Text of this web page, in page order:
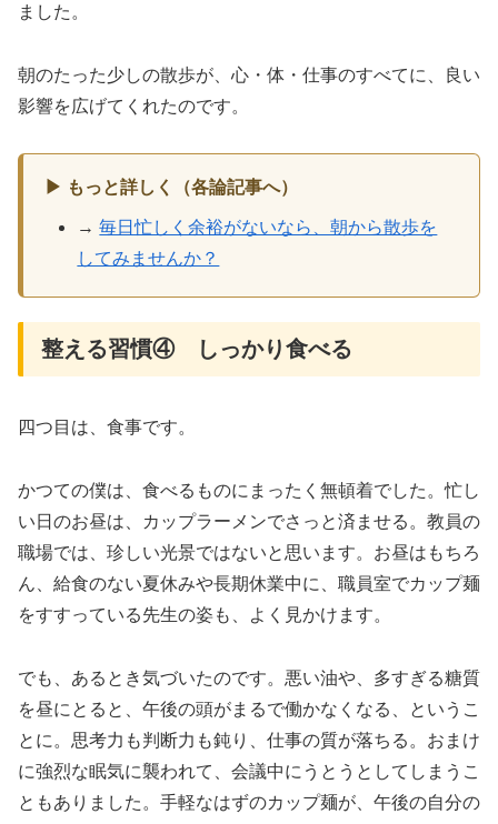
ました。
朝のたった少しの散歩が、心・体・仕事のすべてに、良い
影響を広げてくれたのです。
▶ もっと詳しく（各論記事へ）
→毎日忙しく余裕がないなら、朝から散歩を
してみませんか？
整える習慣④ しっかり食べる
四つ目は、食事です。
かつての僕は、食べるものにまったく無頓着でした。忙し
い日のお昼は、カップラーメンでさっと済ませる。教員の
職場では、珍しい光景ではないと思います。お昼はもちろ
ん、給食のない夏休みや長期休業中に、職員室でカップ麺
をすすっている先生の姿も、よく見かけます。
でも、あるとき気づいたのです。悪い油や、多すぎる糖質
を昼にとると、午後の頭がまるで働かなくなる、というこ
とに。思考力も判断力も鈍り、仕事の質が落ちる。おまけ
に強烈な眠気に襲われて、会議中にうとうとしてしまうこ
ともありました。手軽なはずのカップ麺が、午後の自分の